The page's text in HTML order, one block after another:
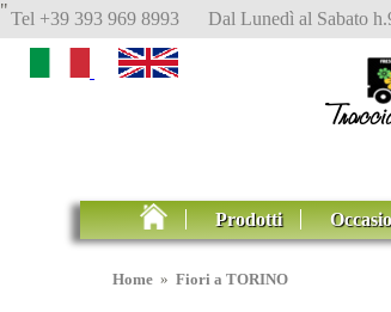
"Tel +39 393 969 8993 Dal Lunedì al Sabato
Prodotti
Home »Fiori a TORINO